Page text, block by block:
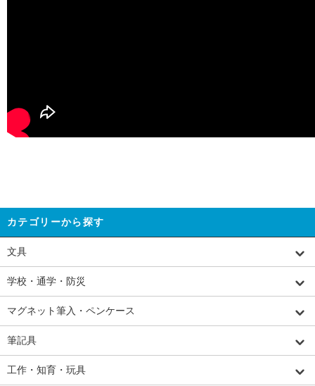
カテゴリーから探す
文具
学校・通学・防災
マグネット筆入・ペンケース
筆記具
工作・知育・玩具